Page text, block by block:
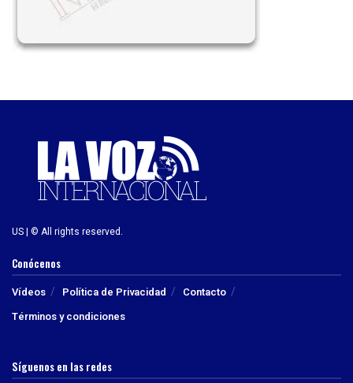
US | © All rights reserved.
Conócenos
Vídeos Política de Privacidad
Contacto
Términos y condiciones
Síguenos en las redes